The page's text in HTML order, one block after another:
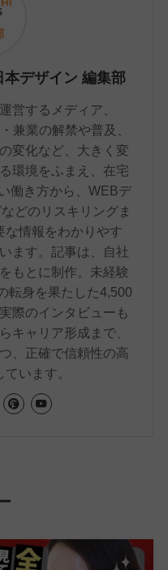
デザイン 編集部
営するメディア、
兼業の解禁や普及、
変化など、大きく変
環境をふまえ、在宅
働き方から、WEBデ
どのリスキリングま
な情報をわかりやす
ます。記事は、自社
もとに制作。未経験
転身を果たした4,500
際のインタビューも
キャリア形成まで、
、正確で信頼性の高
います。